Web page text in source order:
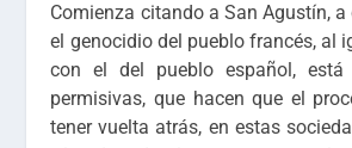
Comienza citando a San Agustín,
el genocidio del pueblo francés, al
con el del pueblo español,
permisivas, que hacen que el
tener vuelta atrás, en estas